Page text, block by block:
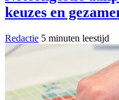
keuzes en
Redactie 5 minuten leestijd